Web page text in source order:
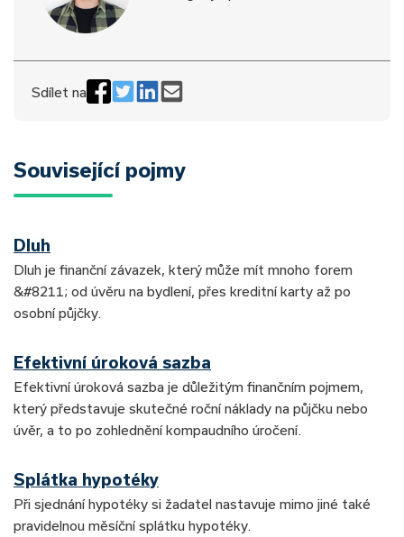
Sdílet na
Související pojmy
Dluh
Dluh je finanční závazek, který může mít mnoho forem
&#8211; od úvěru na bydlení, přes kreditní karty až po
osobní půjčky.
Efektivní úroková sazba
Efektivní úroková sazba je důležitým finančním pojmem,
který představuje skutečné roční náklady na půjčku nebo
úvěr, a to po zohlednění kompaudního úročení.
Splátka hypotéky
Při sjednání hypotéky si žadatel nastavuje mimo jiné také
pravidelnou měsíční splátku hypotéky.